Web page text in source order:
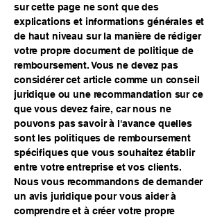
sur cette page ne sont que des
explications et informations générales et
de haut niveau sur la manière de rédiger
votre propre document de politique de
remboursement. Vous ne devez pas
considérer cet article comme un conseil
juridique ou une recommandation sur ce
que vous devez faire, car nous ne
pouvons pas savoir à l'avance quelles
sont les politiques de remboursement
spécifiques que vous souhaitez établir
entre votre entreprise et vos clients.
Nous vous recommandons de demander
un avis juridique pour vous aider à
comprendre et à créer votre propre